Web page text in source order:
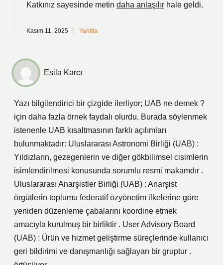
Katkınız sayesinde metin daha anlaşılır hale geldi.
Kasım 11, 2025 Yanıtla
Esila Karcı
Yazı bilgilendirici bir çizgide ilerliyor; UAB ne demek ?
için daha fazla örnek faydalı olurdu. Burada söylenmek
istenenle UAB kısaltmasının farklı açılımları
bulunmaktadır: Uluslararası Astronomi Birliği (UAB) :
Yıldızların, gezegenlerin ve diğer gökbilimsel cisimlerin
isimlendirilmesi konusunda sorumlu resmi makamdır .
Uluslararası Anarşistler Birliği (UAB) : Anarşist
örgütlerin toplumu federatif özyönetim ilkelerine göre
yeniden düzenleme çabalarını koordine etmek
amacıyla kurulmuş bir birliktir . User Advisory Board
(UAB) : Ürün ve hizmet geliştirme süreçlerinde kullanıcı
geri bildirimi ve danışmanlığı sağlayan bir gruptur .